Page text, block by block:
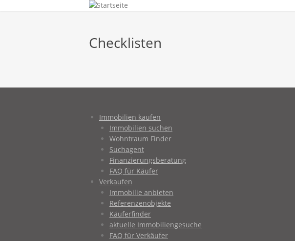
Checklisten
Immobilien kaufen
Immobilien suchen
Wohntraum Finder
Suchagent
Finanzierungsberatung
FAQ für Käufer
Verkaufen
Immobilie anbieten
Referenzenobjekte
Käuferfinder
aktuelle Immobiliengesuche
FAQ für Verkäufer